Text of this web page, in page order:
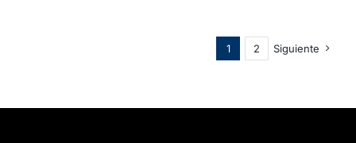
1 2 Siguiente